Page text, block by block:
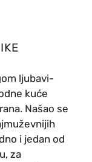
ljubavi-
kuće
Našao se
i jedan od
za